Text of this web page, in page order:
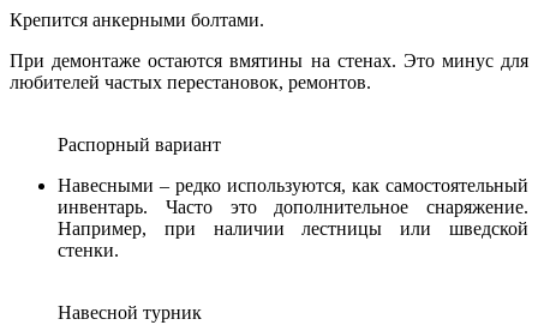
Крепится анкерными болтами.
При демонтаже остаются вмятины на стенах. Это минус для
любителей частых перестановок, ремонтов.
Распорный вариант
Навесными – редко используются, как самостоятельный
инвентарь. Часто это дополнительное снаряжение.
Например, при наличии лестницы или шведской
стенки.
Навесной турник